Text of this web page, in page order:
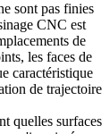
sont pas finies
CNC est
de
les faces de
caractéristique
de trajectoire
quelles surfaces